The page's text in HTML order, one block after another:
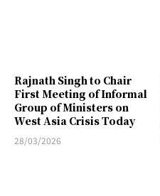
Rajnath Singh to Chair
First Meeting of Informal
Group of Ministers on
West Asia Crisis Today
28/03/2026